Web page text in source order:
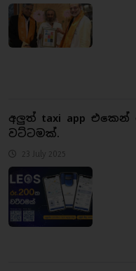
අලුත් taxi app
වට්ටමක්.
23 July 2025